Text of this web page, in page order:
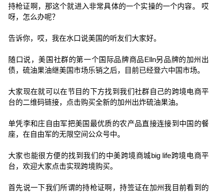
持枪证啊，那这个就进入非常具体的一个实操的一个内容。 哎
呀，怎么办呢？
告诉你，哎，我在水口说美国的听友们大家好。
随口说，美国社群的第一个国际品牌商品Elln另品牌的加州出
债，硫油果油继美国市场乐销之后，目前已经登六中国市场。
大家现在就可以在节目的下方找到我们社群自己的跨境电商平
台的二维码链接，点击购买全新的加州出炸硫油果油。
单凭李和庄自由军把美国最优质的农产品直接连接到中国的餐
座，在自由军的无限空间公众号中。
大家也能很方便的找到我们的中美跨境商城big life跨境电商平
台，欢迎大家点击实现跨境购买。
首先说一下我们所谓的持枪证啊，持签证在加州我目前看到的